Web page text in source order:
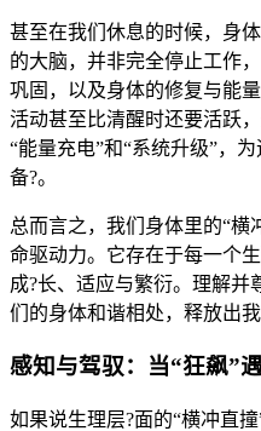
甚至在我们休息的时候，身
的大脑，并非完全停止工作
巩固，以及身体的修复与能
活动甚至比清醒时还要活跃
“能量充电”和“系统升级”，
备?。
总而言之，我们身体里的“横
命驱动力。它存在于每一个
成?长、适应与繁衍。理解并
们的身体和谐相处，释放出
感知与驾驭：当“狂飙”
如果说生理层?面的“横冲直